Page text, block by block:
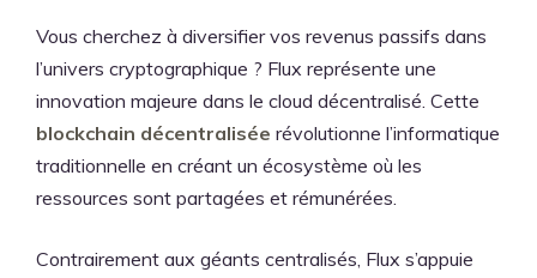
Vous cherchez à diversifier vos revenus passifs dans
l’univers cryptographique ? Flux représente une
innovation majeure dans le cloud décentralisé. Cette
blockchain décentralisée révolutionne l’informatique
traditionnelle en créant un écosystème où les
ressources sont partagées et rémunérées.
Contrairement aux géants centralisés, Flux s’appuie